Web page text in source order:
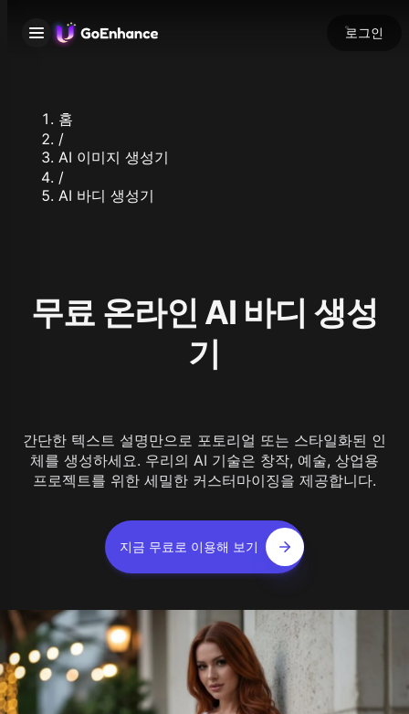
로그인
홈
/
AI 이미지 생성기
/
AI 바디 생성기
무료 온라인 AI 바디 생성
기
간단한 텍스트 설명만으로 포토리얼 또는 스타일화된 인
체를 생성하세요. 우리의 AI 기술은 창작, 예술, 상업용
프로젝트를 위한 세밀한 커스터마이징을 제공합니다.
지금 무료로 이용해 보기